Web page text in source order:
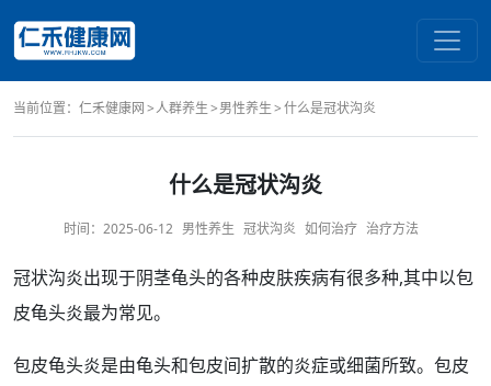
当前位置： 仁禾健康网 人群养生 男性养生 什么是冠状沟炎
什么是冠状沟炎
时间： 2025-06-12 男性养生 冠状沟炎 如何治疗 治疗方法
冠状沟炎出现于阴茎龟头的各种皮肤疾病有很多种,其中以包
皮龟头炎最为常见。
包皮龟头炎是由龟头和包皮间扩散的炎症或细菌所致。包皮